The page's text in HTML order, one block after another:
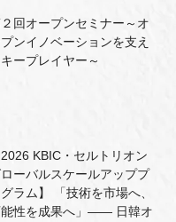
回オープンセミナー～オ
ンイノベーションを支え
ープレイヤー～
2026 KBIC・セルトリオン
ーバルスケールアッププ
ラム】 「技術を市場へ、
性を成果へ」―― 日韓オ